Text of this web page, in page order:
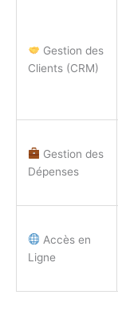
Gestion des
Clients (CRM)
Gestion des
Dépenses
Accès en
Ligne